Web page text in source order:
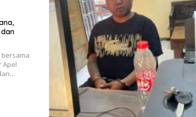
bersama
Apel